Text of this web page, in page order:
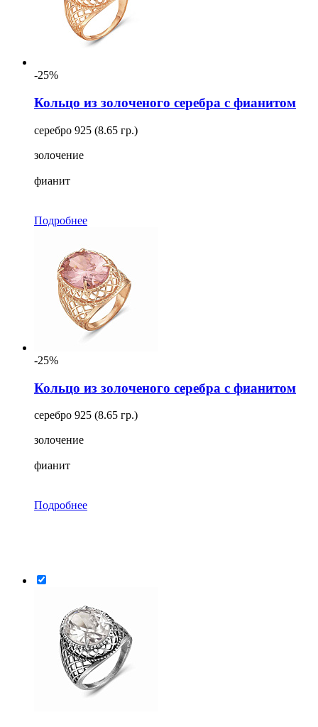
-25%
Кольцо из золоченого серебра с фианитом
серебро 925 (8.65 гр.)
золочение
фианит
Подробнее
-25%
Кольцо из золоченого серебра с фианитом
серебро 925 (8.65 гр.)
золочение
фианит
Подробнее